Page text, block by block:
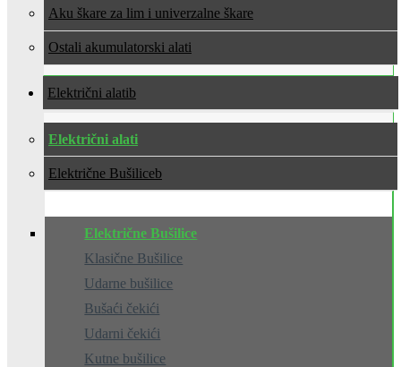
Aku škare za lim i univerzalne škare
Ostali akumulatorski alati
Električni alati
Električni alati
Električne Bušilice
Električne Bušilice
Klasične Bušilice
Udarne bušilice
Bušaći čekići
Udarni čekići
Kutne bušilice